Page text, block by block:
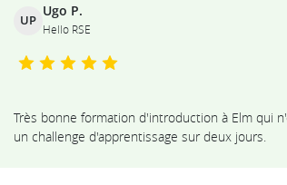
UP
Ugo P.
Hello RSE
Très bonne formation d'introduction à Elm qui
un challenge d'apprentissage sur deux jours.